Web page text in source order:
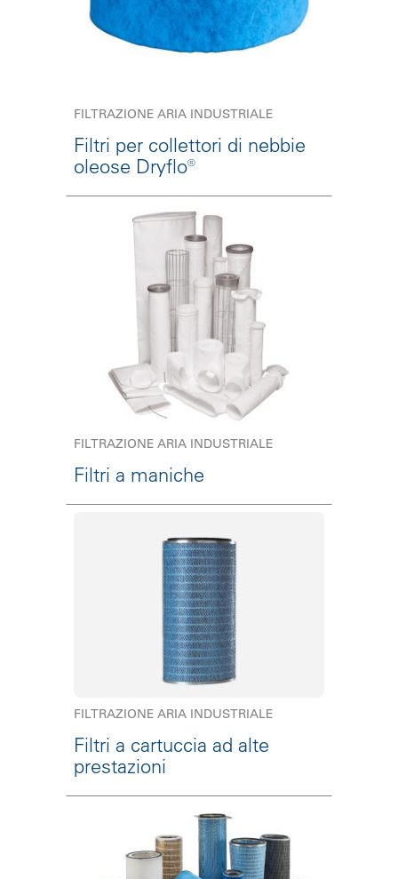
FILTRAZIONE ARIA INDUSTRIALE
Filtri per collettori di nebbie
oleose Dryflo®
FILTRAZIONE ARIA INDUSTRIALE
Filtri a maniche
FILTRAZIONE ARIA INDUSTRIALE
Filtri a cartuccia ad alte
prestazioni